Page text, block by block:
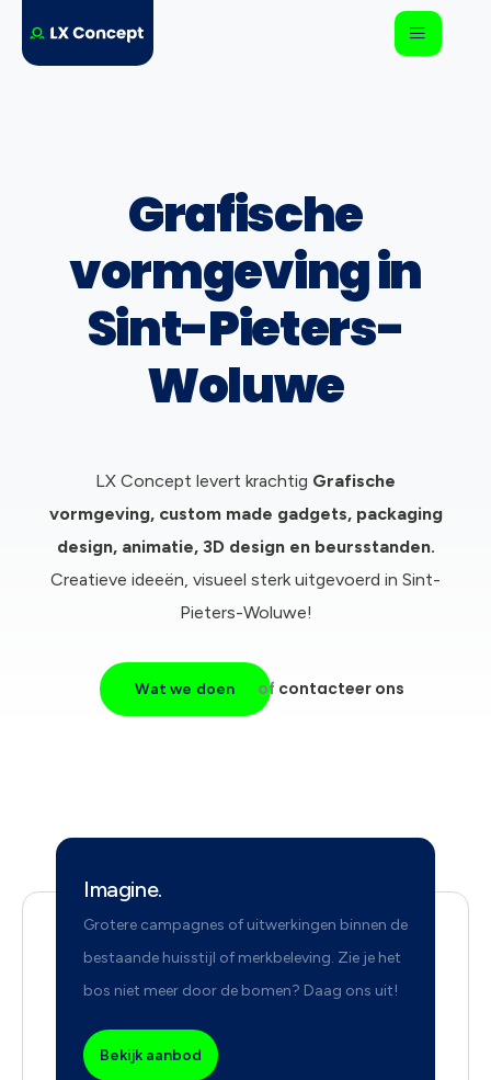
Grafische
vormgeving in
Sint-Pieters-
Woluwe
LX Concept levert krachtig Grafische
vormgeving, custom made gadgets, packaging
design, animatie, 3D design en beursstanden.
Creatieve ideeën, visueel sterk uitgevoerd in Sint-
Pieters-Woluwe!
Wat we doen of contacteer ons
Imagine.
Grotere campagnes of uitwerkingen binnen de
bestaande huisstijl of merkbeleving. Zie je het
bos niet meer door de bomen? Daag ons uit!
Bekijk aanbod